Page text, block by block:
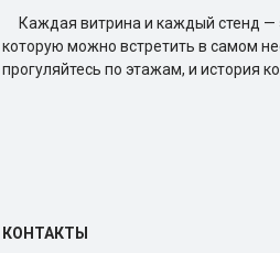
Каждая витрина и каждый стенд —
которую можно встретить в самом
прогуляйтесь по этажам, и история
КОНТАКТЫ